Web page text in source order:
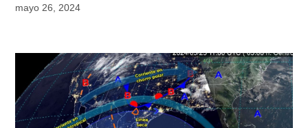
mayo 26, 2024